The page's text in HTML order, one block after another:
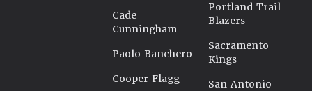
Cade
Cunningham
Paolo Banchero
Cooper Flagg
Portland Trail
Blazers
Sacramento
Kings
San Antonio